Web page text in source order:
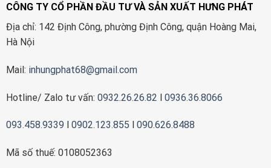
CÔNG TY CỔ PHẦN ĐẦU TƯ VÀ SẢN XUẤT HƯNG PHÁT
Địa chỉ: 142 Định Công, phường Định Công, quận Hoàng Mai,
Hà Nội
Mail: inhungphat68@gmail.com
Hotline/ Zalo tư vấn: 0932.26.26.82 l 0936.36.8066
093.458.9339 0902.123.855 090.626.8488
Mã số thuế: 0108052363